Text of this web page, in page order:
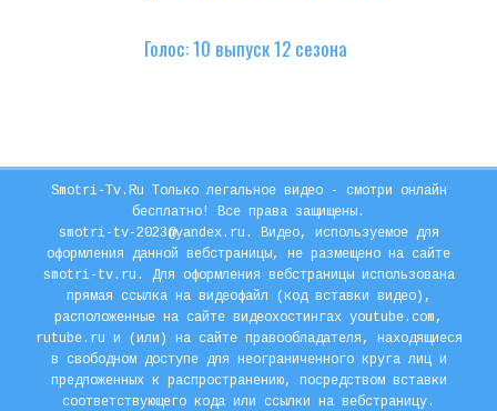
Голос: 10 выпуск 12 сезона
Smotri-Tv.Ru Только легальное видео - смотри онлайн
бесплатно! Все права защищены.
smotri-tv-2023@yandex.ru. Видео, используемое для
оформления данной вебстраницы, не размещено на сайте
smotri-tv.ru. Для оформления вебстраницы использована
прямая ссылка на видеофайл (код вставки видео),
расположенные на сайте видеохостингах youtube.com,
rutube.ru и (или) на сайте правообладателя, находящиеся
в свободном доступе для неограниченного круга лиц и
предложенных к распространению, посредством вставки
соответствующего кода или ссылки на вебстраницу.